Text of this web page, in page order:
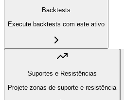
Backtests
Execute backtests com este ativo
Suportes e Resistências
Projete zonas de suporte e resistência